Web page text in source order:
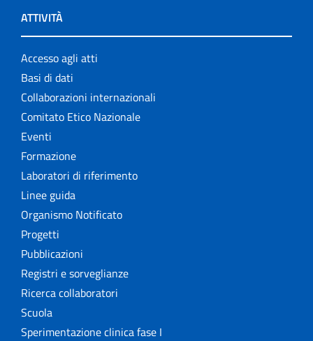
ATTIVITÀ
Accesso agli atti
Basi di dati
Collaborazioni internazionali
Comitato Etico Nazionale
Eventi
Formazione
Laboratori di riferimento
Linee guida
Organismo Notificato
Progetti
Pubblicazioni
Registri e sorveglianze
Ricerca collaboratori
Scuola
Sperimentazione clinica fase I